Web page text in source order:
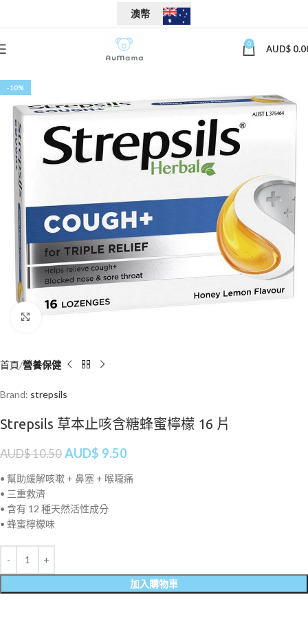
澳幣
0 AUD$
-10%
Click to enlarge
首頁 營養保健
Brand: strepsils
Strepsils 草本止咳含糖蜂蜜檸檬 16 片
AUD$10.50 AUD$ 9.50
• 幫助緩解咳嗽 + 鼻塞 + 喉嚨痛
• 三重救濟
• 含有 12 種天然活性成分
• 蜂蜜檸檬味
加入購物車